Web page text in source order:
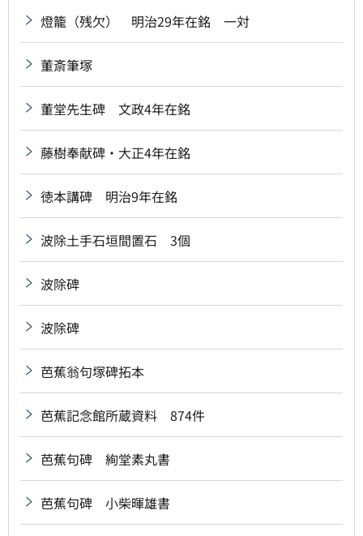
燈籠（残欠） 明治29年在銘 一対
董斎筆塚
董堂先生碑 文政4年在銘
藤樹奉献碑・大正4年在銘
徳本講碑 明治9年在銘
波除土手石垣間置石 3個
波除碑
波除碑
芭蕉翁句塚碑拓本
芭蕉記念館所蔵資料 874件
芭蕉句碑 絢堂素丸書
芭蕉句碑 小柴暉雄書